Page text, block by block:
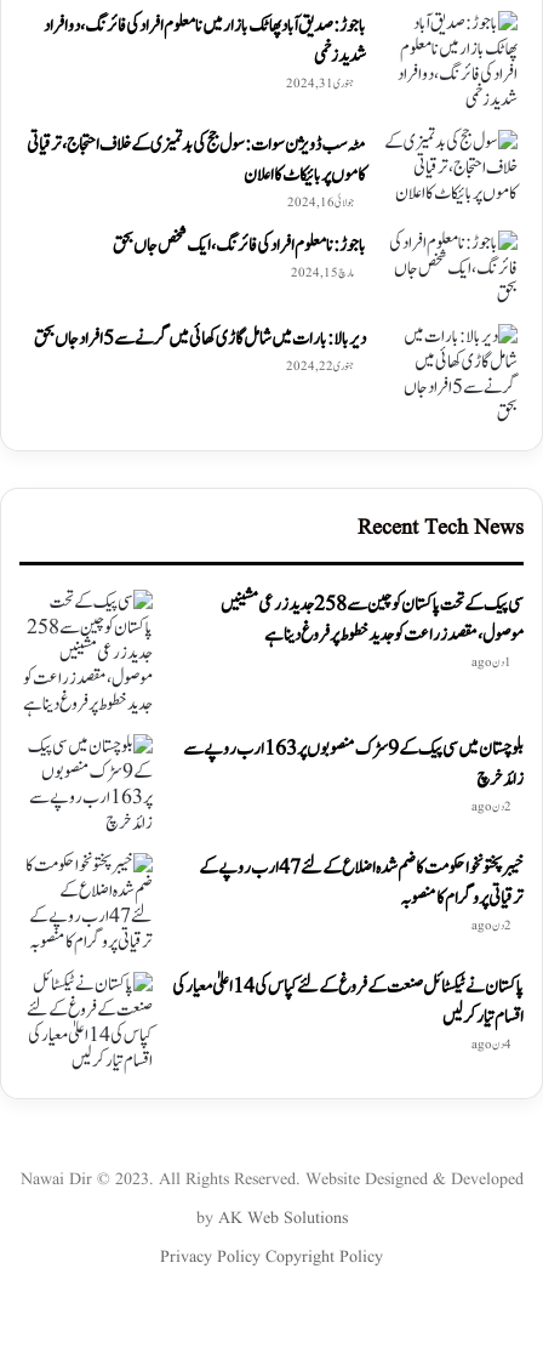
باجوڑ: صدیق اۤباد پھاٹک بازار میں نامعلوم افراد کی فائرنگ، دو افراد
شدید زخمی
جنوری 31, 2024
مٹہ سب ڈویژن سوات: سول جج کی بدتمیزی کے خلاف احتجاج، ترقیاتی
کاموں پر بائیکاٹ کا اعلان
جولائی 16, 2024
باجوڑ: نامعلوم افراد کی فائرنگ، ایک شخص جاں بحق
مارچ 15, 2024
دیربالا: بارات میں شامل گاڑی کھائی میں گرنے سے 5 افراد جاں بحق
جنوری 22, 2024
Recent Tech News
سی پیک کے تحت پاکستان کو چین سے 258 جدید زرعی مشینیں
موصول،مقصد زراعت کو جدید خطوط پر فروغ دینا ہے
1 دن ago
بلوچستان میں سی پیک کے 9 سڑک منصوبوں پر 163 ارب روپے سے
زائد خرچ
2 دن ago
خیبرپختونخوا حکومت کا ضم شدہ اضلاع کے لئے 47 ارب روپے کے
ترقیاتی پروگرام کا منصوبہ
2 دن ago
پاکستان نے ٹیکسٹائل صنعت کے فروغ کے لئے کپاس کی 14 اعلیٰ معیار کی
اقسام تیار کر لیں
4 دن ago
Nawai Dir © 2023. All Rights Reserved. Website Designed & Developed
by AK Web Solutions
Privacy Policy Copyright Policy